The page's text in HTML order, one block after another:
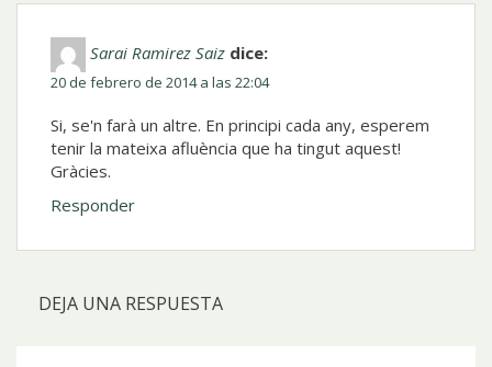
Sarai Ramirez Saiz dice:
20 de febrero de 2014 a las 22:04
Si, se'n farà un altre. En principi cada any, esperem
tenir la mateixa afluència que ha tingut aquest!
Gràcies.
Responder
DEJA UNA RESPUESTA